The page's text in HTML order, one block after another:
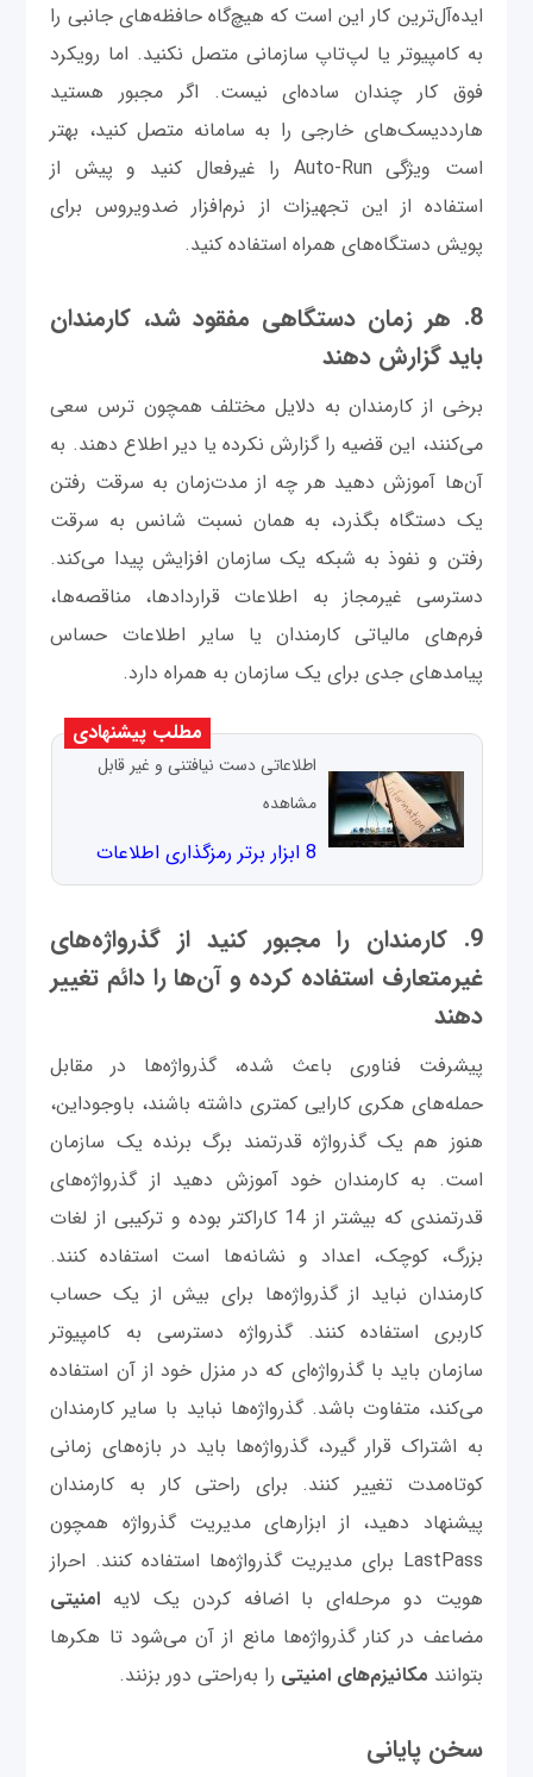
ایده‌آل‌ترین کار این است که هیچ‌گاه حافظه‌های جانبی را
به کامپیوتر یا لپ‌تاپ سازمانی متصل نکنید. اما رویکرد
فوق کار چندان ساده‌ای نیست. اگر مجبور هستید
هارددیسک‌های خارجی را به سامانه متصل کنید، بهتر
است ویژگی Auto-Run را غیرفعال کنید و پیش از
استفاده از این تجهیزات از نرم‌افزار ضدویروس برای
پویش دستگاه‌های همراه استفاده کنید.
8. هر زمان دستگاهی مفقود شد، کارمندان
باید گزارش دهند
برخی از کارمندان به دلایل مختلف همچون ترس سعی
می‌کنند، این قضیه را گزارش نکرده یا دیر اطلاع دهند. به
آن‌ها آموزش دهید هر چه از مدت‌زمان به سرقت رفتن
یک دستگاه بگذرد، به همان نسبت شانس به سرقت
رفتن و نفوذ به شبکه یک سازمان افزایش پیدا می‌کند.
دسترسی غیرمجاز به اطلاعات قراردادها، مناقصه‌ها،
فرم‌های مالیاتی کارمندان یا سایر اطلاعات حساس
پیامدهای جدی برای یک سازمان به همراه دارد.
مطلب پیشنهادی
اطلاعاتی دست نیافتنی و غیر قابل
مشاهده
8 ابزار برتر رمزگذاری اطلاعات
9. کارمندان را مجبور کنید از گذرواژه‌های
غیرمتعارف استفاده کرده و آن‌ها را دائم تغییر
دهند
پیشرفت فناوری باعث شده، گذرواژه‌ها در مقابل
حمله‌های هکری کارایی کمتری داشته باشند، با‌وجوداین،
هنوز هم یک گذرواژه قدرتمند برگ برنده یک سازمان
است. به کارمندان خود آموزش دهید از گذرواژه‌های
قدرتمندی که بیشتر از 14 کاراکتر بوده و ترکیبی از لغات
بزرگ، کوچک، اعداد و نشانه‌ها است استفاده کنند.
کارمندان نباید از گذرواژه‌ها برای بیش از یک حساب
کاربری استفاده کنند. گذرواژه دسترسی به کامپیوتر
سازمان باید با گذرواژه‌ای که در منزل خود از آن استفاده
می‌کند، متفاوت باشد. گذرواژه‌ها نباید با سایر کارمندان
به اشتراک قرار گیرد، گذرواژه‌ها باید در بازه‌های زمانی
کوتاه‌مدت تغییر کنند. برای راحتی کار به کارمندان
پیشنهاد دهید، از ابزارهای مدیریت گذرواژه همچون
LastPass برای مدیریت گذرواژه‌ها استفاده کنند. احراز
هویت دو مرحله‌ای با اضافه کردن یک لایه امنیتی
مضاعف در کنار گذرواژه‌ها مانع از آن می‌شود تا هکرها
بتوانند مکانیزم‌های امنیتی را به‌راحتی دور بزنند.
سخن پایانی